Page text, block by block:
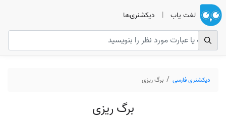
لغت یاب | دیکشنری‌ها
دیکشنری فارسی برگ ریزی
برگ ریزی